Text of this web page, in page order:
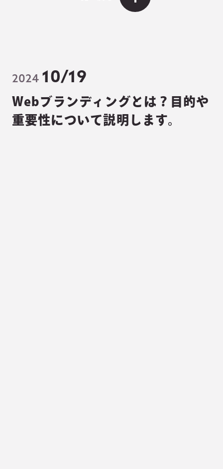
2024 10/19
Webブランディングとは？目的や
重要性について説明します。